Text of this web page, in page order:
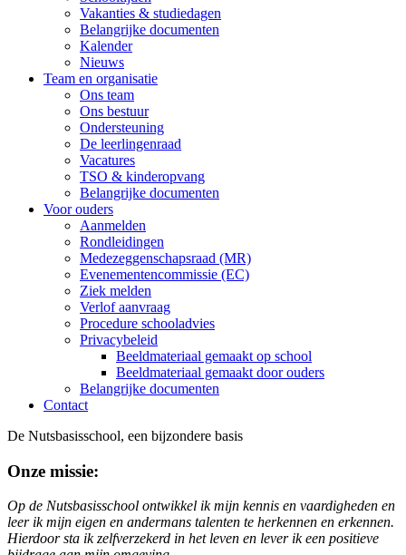
Vakanties & studiedagen
Belangrijke documenten
Kalender
Nieuws
Team en organisatie
Ons team
Ons bestuur
Ondersteuning
De leerlingenraad
Vacatures
TSO & kinderopvang
Belangrijke documenten
Voor ouders
Aanmelden
Rondleidingen
Medezeggenschapsraad (MR)
Evenementencommissie (EC)
Ziek melden
Verlof aanvraag
Procedure schooladvies
Privacybeleid
Beeldmateriaal gemaakt op school
Beeldmateriaal gemaakt door ouders
Belangrijke documenten
Contact
De Nutsbasisschool, een bijzondere basis
Onze missie:
Op de Nutsbasisschool ontwikkel ik mijn kennis en vaardigheden en
leer ik mijn eigen en andermans talenten te herkennen en erkennen.
Hierdoor sta ik zelfverzekerd in het leven en lever ik een positieve